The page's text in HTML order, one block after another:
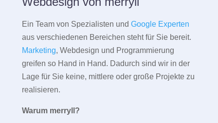
Ein Team von Spezialisten und Google Experten
aus verschiedenen Bereichen steht für Sie bereit.
Marketing, Webdesign und Programmierung
greifen so Hand in Hand. Dadurch sind wir in der
Lage für Sie keine, mittlere oder große Projekte zu
realisieren.
Warum merryll?